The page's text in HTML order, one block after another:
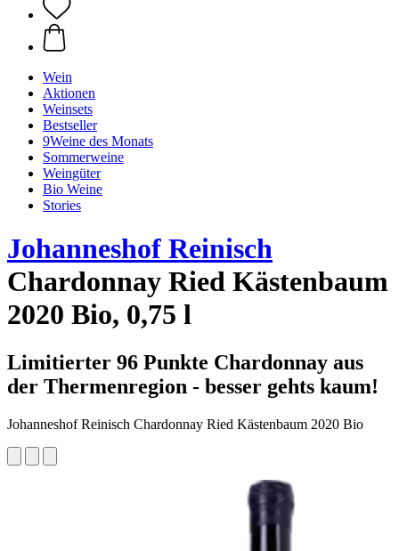
Wein
Aktionen
Weinsets
Bestseller
9Weine des Monats
Sommerweine
Weingüter
Bio Weine
Stories
Johanneshof Reinisch
Chardonnay Ried Kästenbaum
2020 Bio, 0,75 l
Limitierter 96 Punkte Chardonnay aus
der Thermenregion - besser gehts kaum!
Johanneshof Reinisch Chardonnay Ried Kästenbaum 2020 Bio